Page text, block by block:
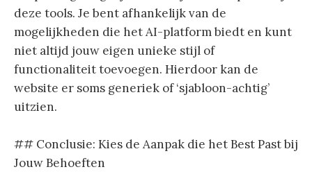
deze tools. Je bent afhankelijk van de
mogelijkheden die het AI-platform biedt en kunt
niet altijd jouw eigen unieke stijl of
functionaliteit toevoegen. Hierdoor kan de
website er soms generiek of ‘sjabloon-achtig’
uitzien.
## Conclusie: Kies de Aanpak die het Best Past bij
Jouw Behoeften